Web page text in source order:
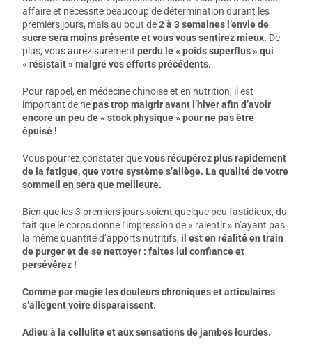
affaire et nécessite beaucoup de détermination durant les
premiers jours, mais au bout de2 à 3 semaines l’envie de
sucre sera moins présente et vous vous sentirez mieux. De
plus, vous aurez surement perdu le « poids superflus » qui
« résistait » malgré vos efforts précédents.
Pour rappel, en médecine chinoise et en nutrition, il est
important de nepas trop maigrir avant l’hiver afin d’avoir
encore un peu de « stock physique » pour ne pas être
épuisé !
Vous pourrez constater quevous récupérez plus rapidement
de la fatigue, que votre système s’allège. La qualité de votre
sommeil en sera que meilleure.
Bien que les 3 premiers jours soient quelque peu fastidieux, du
fait que le corps donne l’impression de « ralentir » n’ayant pas
la même quantité d’apports nutritifs, il est en réalité en train
de purger et de se nettoyer : faites lui confiance et
persévérez !
Comme par magie les douleurs chroniques et articulaires
s’allègent voire disparaissent.
Adieu à la cellulite et aux sensations de jambes lourdes.